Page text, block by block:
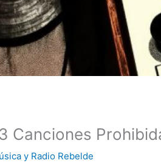
Canciones
y Radio Rebelde